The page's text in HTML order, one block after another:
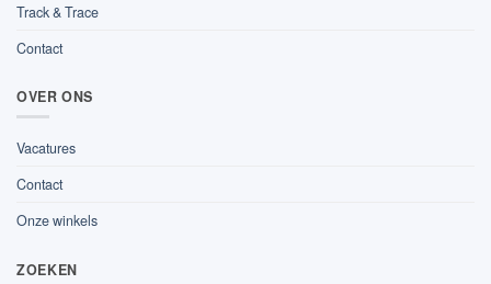
Track & Trace
Contact
OVER ONS
Vacatures
Contact
Onze winkels
ZOEKEN